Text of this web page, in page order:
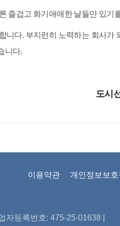
즐겁고 화기애애한 날들만 있기
니다. 부지런히 노력하는 회사가
니다.
도시
이용약관 개인정보보호
등록번호: 475-25-01638 |